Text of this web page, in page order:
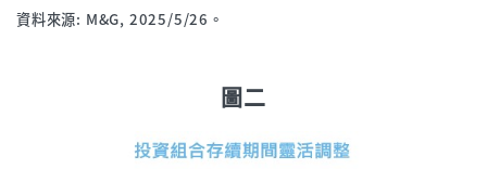
資料來源: M&G, 2025/5/26。
圖二